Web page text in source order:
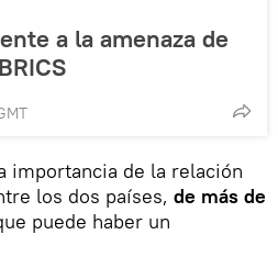
a la amenaza de
importancia de la relación
los dos países, de más de
puede haber un